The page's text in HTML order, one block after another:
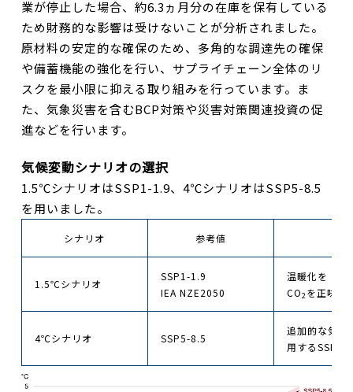
業が停止した場合、約6.3ヵ月分の在庫を保有している
ため財務的な影響は受けないことが分析されました。
原材料の安定的な確保のため、多角的な調達先の確保
や備蓄機能の強化を行い、サプライチェーン全体のリ
スクを最小限に抑える取り組みを行っています。ま
た、気象災害を含むBCP対策や災害対策関連投資の促
進などを行います。
気候変動シナリオの選択
1.5℃シナリオはSSP1-1.9、4℃シナリオはSSP5-8.5
を用いました。
シナリオ 参考値
1.5℃シナリオ
SSP1-1.9
IEA NZE2050
温暖化を「
CO2 を正味ゼ
4℃シナリオ SSP5-8.5
追加的な気候
用するSSP5